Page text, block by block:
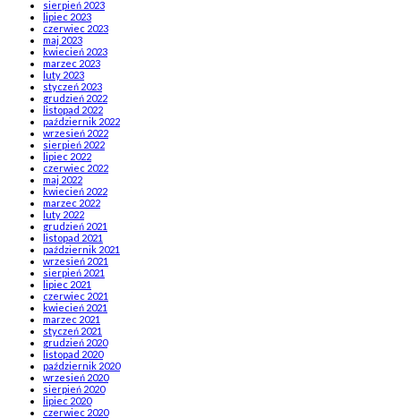
sierpień 2023
lipiec 2023
czerwiec 2023
maj 2023
kwiecień 2023
marzec 2023
luty 2023
styczeń 2023
grudzień 2022
listopad 2022
październik 2022
wrzesień 2022
sierpień 2022
lipiec 2022
czerwiec 2022
maj 2022
kwiecień 2022
marzec 2022
luty 2022
grudzień 2021
listopad 2021
październik 2021
wrzesień 2021
sierpień 2021
lipiec 2021
czerwiec 2021
kwiecień 2021
marzec 2021
styczeń 2021
grudzień 2020
listopad 2020
październik 2020
wrzesień 2020
sierpień 2020
lipiec 2020
czerwiec 2020